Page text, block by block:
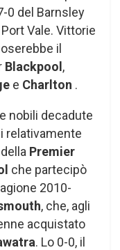
0 del Barnsley
Vale. Vittorie
il
Blackpool,
e Charlton .
nobili decadute
relativamente
Premier
che partecipò
2010-
, che, agli
acquistato
. Lo 0-0, il